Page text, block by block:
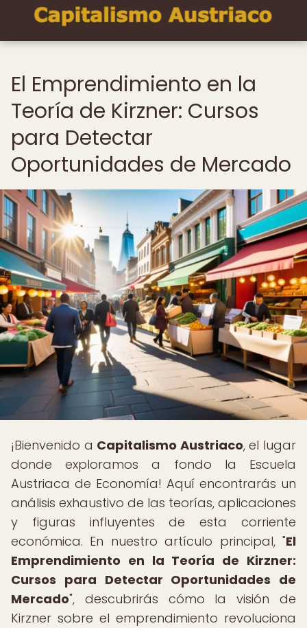
El Emprendimiento en la
Teoría de Kirzner: Cursos
para Detectar
Oportunidades de Mercado
¡Bienvenido a Capitalismo Austriaco, el lugar
donde exploramos a fondo la Escuela
Austriaca de Economía! Aquí encontrarás un
análisis exhaustivo de las teorías, aplicaciones
y figuras influyentes de esta corriente
económica. En nuestro artículo principal, "El
Emprendimiento en la Teoría de Kirzner:
Cursos para Detectar Oportunidades de
Mercado", descubrirás cómo la visión de
Kirzner sobre el emprendimiento revoluciona